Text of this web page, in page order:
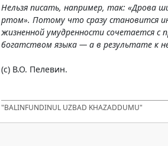
Нельзя писать, например, так: «Дрова
ртом». Потому что сразу становится
жизненной умудренности сочетается с
богатством языка — а в результате к
(с) В.О. Пелевин.
"BALINFUNDINUL UZBAD KHAZADDUMU"